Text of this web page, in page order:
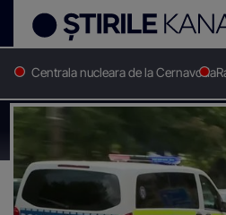
Centrala nucleara de la Cernavoda
Stirile Kanal D Politie
Știri despre "Politie"